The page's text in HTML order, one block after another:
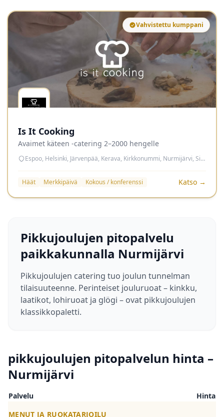
Vahvistettu kumppani
Is It Cooking
Avaimet käteen -catering 2–2000 hengelle
Espoo, Helsinki, Järvenpää, Kerava, Kirkkonummi, Nurmijärvi, Sipoo, Tuusula, Vantaa
Häät Merkkipäivä Kokous / konferenssi Katso →
Pikkujoulujen pitopalvelu
paikkakunnalla Nurmijärvi
Pikkujoulujen catering tuo joulun tunnelman
tilaisuuteenne. Perinteiset jouluruoat – kinkku,
laatikot, lohiruoat ja glögi – ovat pikkujoulujen
klassikkopaletti.
pikkujoulujen pitopalvelun hinta –
Nurmijärvi
Palvelu
Hinta
MENUT JA RUOKATARJOILU